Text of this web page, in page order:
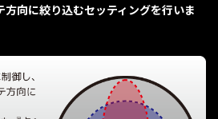
向に絞り込むセッティングを行いま